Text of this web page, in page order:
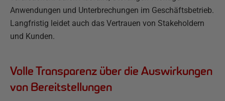
Anwendungen und Unterbrechungen im Geschäftsbetrieb.
Langfristig leidet auch das Vertrauen von Stakeholdern
und Kunden.
Volle Transparenz über die Auswirkungen
von Bereitstellungen